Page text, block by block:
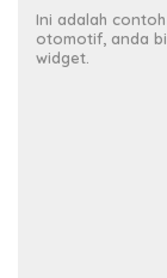
Ini adalah
otomotif, anda
widget.